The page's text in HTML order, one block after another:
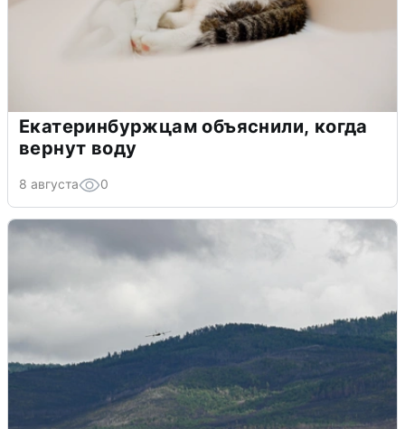
Екатеринбуржцам объяснили, когда
вернут воду
8 августа 0